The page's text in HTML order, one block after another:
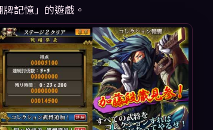
記憶」的遊戲。